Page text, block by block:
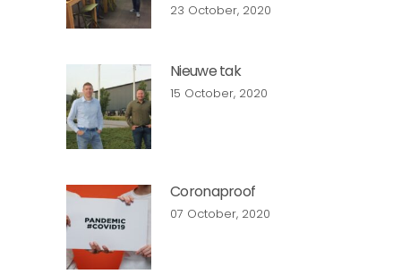
23 October, 2020
Nieuwe tak
15 October, 2020
Coronaproof
07 October, 2020